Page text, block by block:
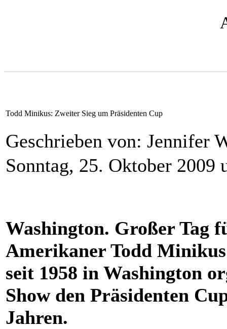
Todd Minikus: Zweiter Sieg um Präsidenten Cup
Geschrieben von: Jennifer
Sonntag, 25. Oktober 2009
Washington. Großer Tag
Amerikaner Todd
seit 1958 in Washington
Show den Präsidenten
Jahren.